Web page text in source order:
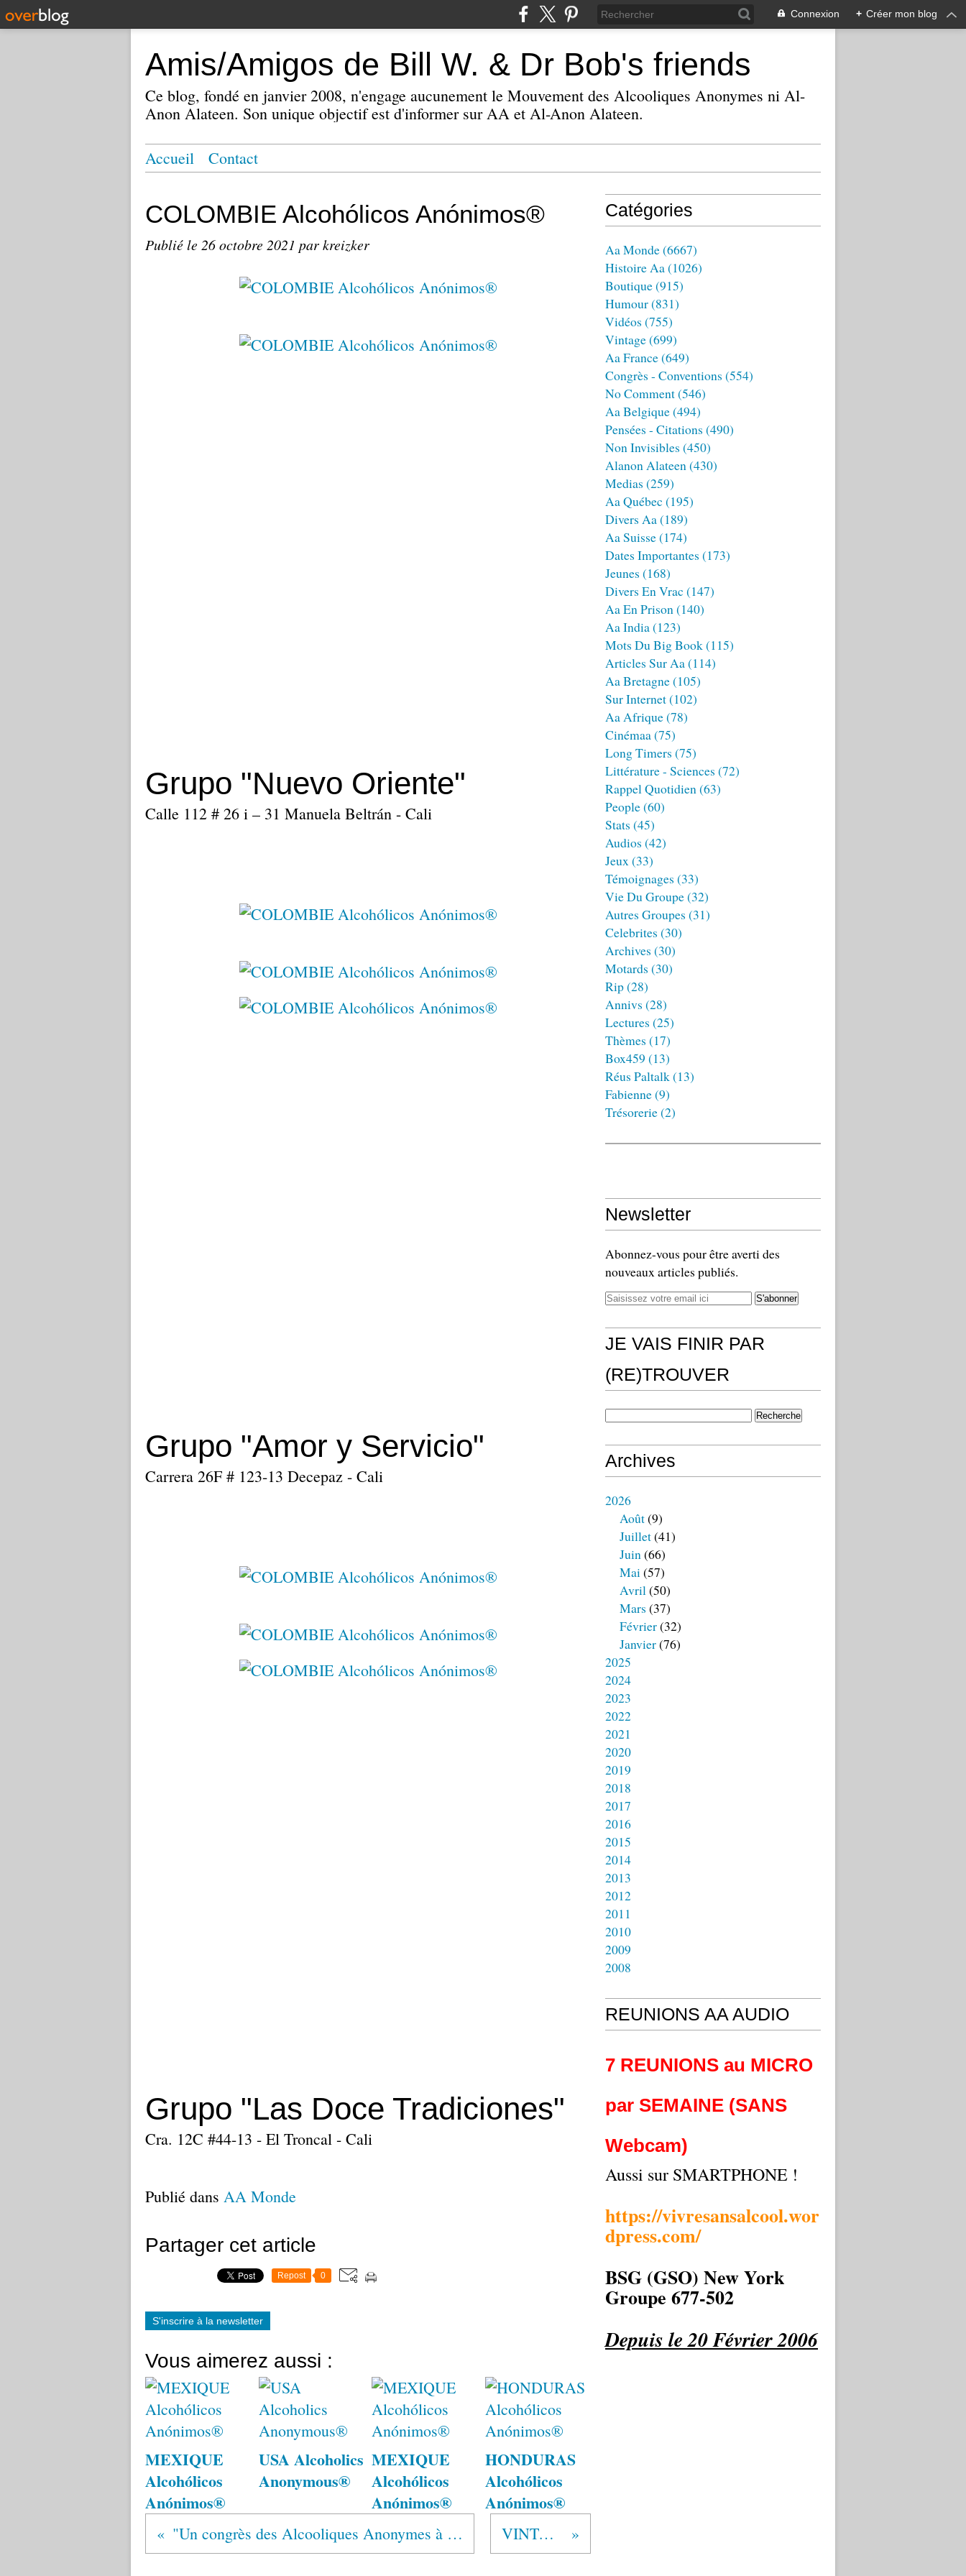
Connexion + Créer mon blog
Amis/Amigos de Bill W. & Dr Bob's friends
Ce blog, fondé en janvier 2008, n'engage aucunement le Mouvement des Alcooliques Anonymes ni Al-
Anon Alateen. Son unique objectif est d'informer sur AA et Al-Anon Alateen.
Accueil Contact
COLOMBIE Alcohólicos Anónimos®
Publié le 26 octobre 2021 par kreizker
Grupo "Nuevo Oriente"
Calle 112 # 26 i – 31 Manuela Beltrán - Cali
Grupo "Amor y Servicio"
Carrera 26F # 123-13 Decepaz - Cali
Grupo "Las Doce Tradiciones"
Cra. 12C #44-13 - El Troncal - Cali
Publié dans AA Monde
Partager cet article
Repost 0
S'inscrire à la newsletter
Vous aimerez aussi :
MEXIQUE
Alcohólicos
Anónimos®
USA Alcoholics
Anonymous®
MEXIQUE
Alcohólicos
Anónimos®
HONDURAS
Alcohólicos
Anónimos®
"Un congrès des Alcooliques Anonymes à Dijon" VINTAGE
Catégories
Aa Monde(6667)
Histoire Aa(1026)
Boutique(915)
Humour(831)
Vidéos (755)
Vintage(699)
Aa France(649)
Congrès - Conventions (554)
No Comment(546)
Aa Belgique(494)
Pensées - Citations (490)
Non Invisibles (450)
Alanon Alateen(430)
Medias (259)
Aa Québec (195)
Divers Aa(189)
Aa Suisse(174)
Dates Importantes (173)
Jeunes (168)
Divers En Vrac (147)
Aa En Prison(140)
Aa India(123)
Mots Du Big Book(115)
Articles Sur Aa(114)
Aa Bretagne(105)
Sur Internet(102)
Aa Afrique(78)
Cinémaa(75)
Long Timers (75)
Littérature - Sciences (72)
Rappel Quotidien(63)
People(60)
Stats (45)
Audios (42)
Jeux(33)
Témoignages (33)
Vie Du Groupe(32)
Autres Groupes (31)
Celebrites (30)
Archives (30)
Motards (30)
Rip(28)
Annivs (28)
Lectures (25)
Thèmes (17)
Box459 (13)
Réus Paltalk(13)
Fabienne(9)
Trésorerie(2)
Newsletter
Abonnez-vous pour être averti des
nouveaux articles publiés.
JE VAIS FINIR PAR
(RE)TROUVER
Archives
2026
Août(9)
Juillet(41)
Juin(66)
Mai(57)
Avril(50)
Mars (37)
Février(32)
Janvier(76)
2025
2024
2023
2022
2021
2020
2019
2018
2017
2016
2015
2014
2013
2012
2011
2010
2009
2008
REUNIONS AA AUDIO
7 REUNIONS au MICRO
par SEMAINE (SANS
Webcam)
Aussi sur SMARTPHONE !
https://vivresansalcool.wor
dpress.com/
BSG (GSO) New York
Groupe 677-502
Depuis le 20 Février 2006